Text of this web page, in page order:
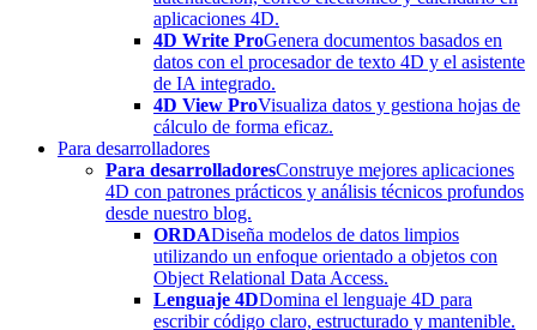
aplicaciones 4D.
4D Write ProGenera documentos basados en
datos con el procesador de texto 4D y el asistente
de IA integrado.
4D View ProVisualiza datos y gestiona hojas de
cálculo de forma eficaz.
Para desarrolladores
Para desarrolladoresConstruye mejores aplicaciones
4D con patrones prácticos y análisis técnicos profundos
desde nuestro blog.
ORDADiseña modelos de datos limpios
utilizando un enfoque orientado a objetos con
Object Relational Data Access.
Lenguaje 4DDomina el lenguaje 4D para
escribir código claro, estructurado y mantenible.